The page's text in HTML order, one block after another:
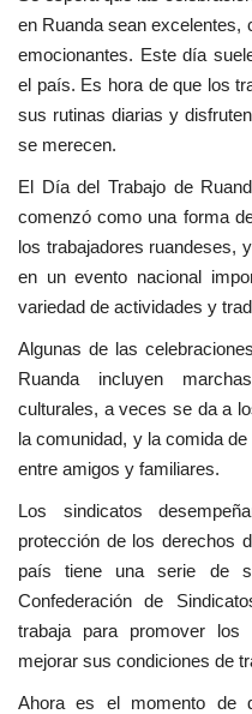
Noticias
Nuestras Referencias
Ciudadano Global
Líderes
Documentos
Oportunidades
vídeos
Los colaboradores
Galería
Lengua
English Swahili
en Ruanda sean excelentes,
emocionantes. Este día
el país. Es hora de que los
sus rutinas diarias y
se merecen.
El Día del Trabajo de
comenzó como una forma
los trabajadores ruandeses,
en un evento nacional
variedad de actividades y
Algunas de las
Ruanda incluyen
culturales, a veces se da a
la comunidad, y la comida
entre amigos y familiares.
Los sindicatos
protección de los derechos
país tiene una serie de
Confederación de
trabaja para promover
mejorar sus condiciones de
Ahora es el momento de